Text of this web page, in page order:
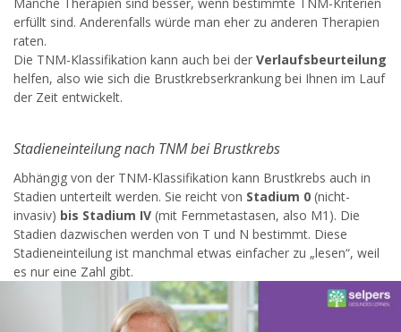
erfüllt sind. Anderenfalls würde man eher zu anderen Therapien
raten.
Die TNM-Klassifikation kann auch bei der Verlaufsbeurteilung
helfen, also wie sich die Brustkrebserkrankung bei Ihnen im Lauf
der Zeit entwickelt.
Stadieneinteilung nach TNM bei Brustkrebs
Abhängig von der TNM-Klassifikation kann Brustkrebs auch in
Stadien unterteilt werden. Sie reicht von Stadium 0 (nicht-
invasiv) bis Stadium IV (mit Fernmetastasen, also M1). Die
Stadien dazwischen werden von T und N bestimmt. Diese
Stadieneinteilung ist manchmal etwas einfacher zu „lesen“, weil
es nur eine Zahl gibt.